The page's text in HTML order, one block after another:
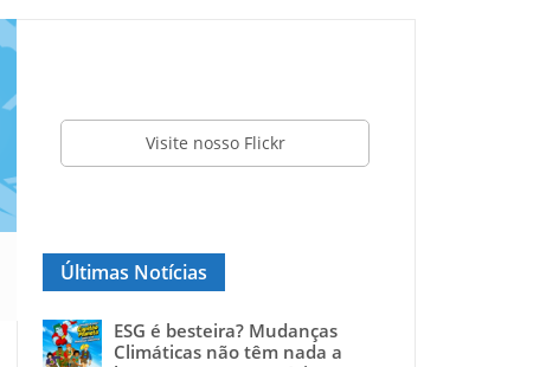
Visite nosso Flickr
Últimas Notícias
ESG é besteira? Mudanças
Climáticas não têm nada a